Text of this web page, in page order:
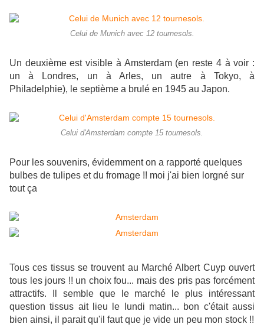
Celui de Munich avec 12 tournesols.
Un deuxième est visible à Amsterdam (en reste 4 à voir :
un à Londres, un à Arles, un autre à Tokyo, à
Philadelphie), le septième a brulé en 1945 au Japon.
Celui d'Amsterdam compte 15 tournesols.
Pour les souvenirs, évidemment on a rapporté quelques
bulbes de tulipes et du fromage !! moi j'ai bien lorgné sur
tout ça
Tous ces tissus se trouvent au Marché Albert Cuyp ouvert
tous les jours !! un choix fou... mais des pris pas forcément
attractifs. Il semble que le marché le plus intéressant
question tissus ait lieu le lundi matin... bon c'était aussi
bien ainsi, il parait qu'il faut que je vide un peu mon stock !!